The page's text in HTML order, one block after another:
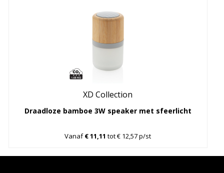
XD Collection
Draadloze bamboe 3W speaker met sfeerlicht
Vanaf€ 11,11 tot € 12,57 p/st